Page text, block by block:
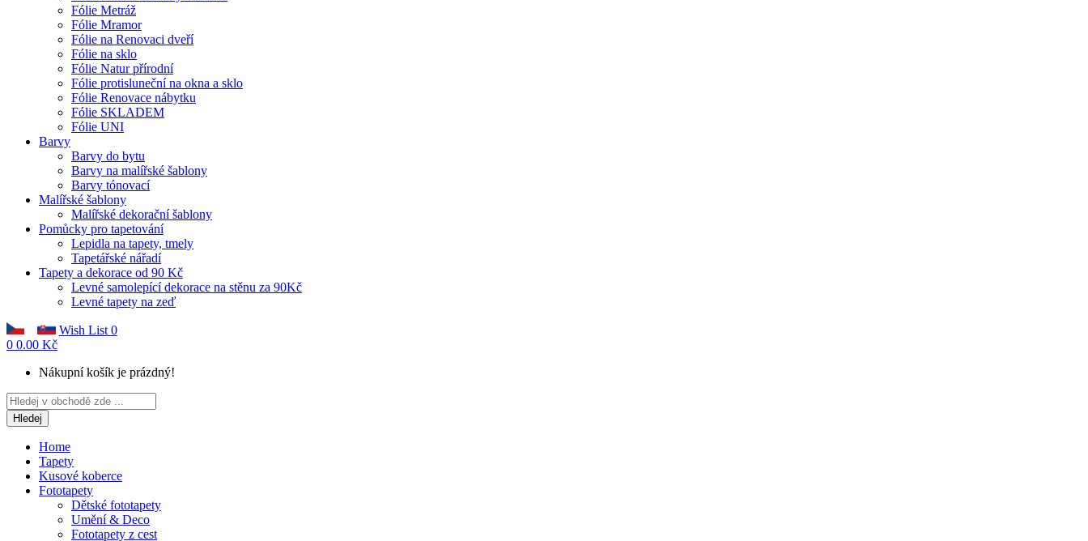
Fólie Metráž
Fólie Mramor
Fólie na Renovaci dveří
Fólie na sklo
Fólie Natur přírodní
Fólie protisluneční na okna a sklo
Fólie Renovace nábytku
Fólie SKLADEM
Fólie UNI
Barvy
Barvy do bytu
Barvy na malířské šablony
Barvy tónovací
Malířské šablony
Malířské dekorační šablony
Pomůcky pro tapetování
Lepidla na tapety, tmely
Tapetářské nářadí
Tapety a dekorace od 90 Kč
Levné samolepící dekorace na stěnu za 90Kč
Levné tapety na zeď
Wish List 0
0 0.00 Kč
Nákupní košík je prázdný!
Hledej
Home
Tapety
Kusové koberce
Fototapety
Dětské fototapety
Umění & Deco
Fototapety z cest